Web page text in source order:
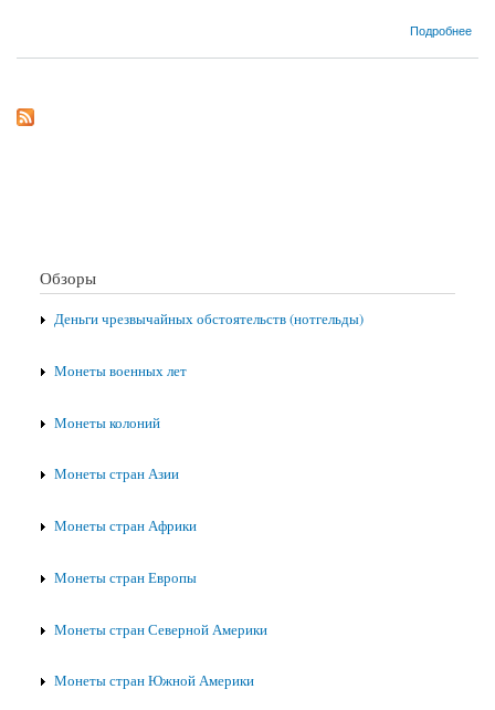
Подробнее
Обзоры
Деньги чрезвычайных обстоятельств (нотгельды)
Монеты военных лет
Монеты колоний
Монеты стран Азии
Монеты стран Африки
Монеты стран Европы
Монеты стран Северной Америки
Монеты стран Южной Америки